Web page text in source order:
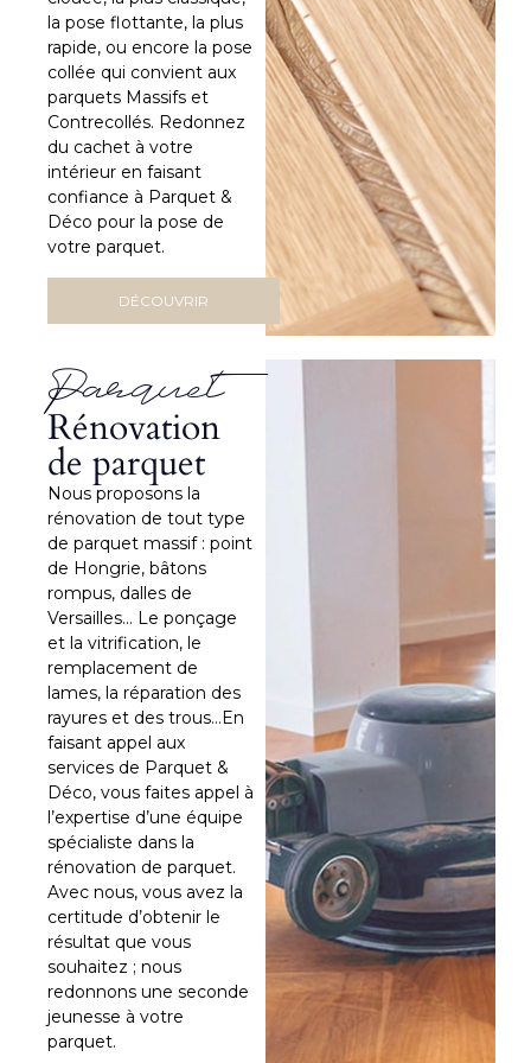
Restauration de parquet
ancien : le charme du
parquet retrouvé
Si votre parquet est ancien et mal conservé ou abimé,
une restauration peut se révéler nécessaire. Cette
démarche est différente de l’entretien régulier. En effet,
une restauration se résume à remettre en état un
Un ponçage est souvent nécessaire, notamment lorsque
votre plancher est trop tâché. Nous pouvons avoir aussi à
reboucher des rayures ou des impacts, ou bien encore
réparer une latte endommagée. Cette démarche est
minutieuse, surtout si votre parquet est ancien.
Il s’avère donc important de solliciter des professionnels
pour cette style de tâche délicate.
L’entretien de vos
planchers en bois pour
une meilleure
conservation, à Paris et
ses environs
L’entretien de votre parquet est primordial pour en
assurer la meilleure des conservations. Que votre parquet
soit vitrifié, huilé, stratifié ou ciré, nous vous proposons nos
prestations afin de vous accompagner au mieux selon
votre besoin.
L’entretien de votre parquet demande beaucoup de soins
et d’attention mais cette tâche peut- se révéler très
contraignante dès lors qu’il s’agit d’une grande superficie.
Pourquoi faire appel à
notre entreprise située à
la pose flottante, la plus
rapide, ou encore la pose
collée qui convient aux
parquets Massifs et
Contrecollés. Redonnez
du cachet à votre
intérieur en faisant
confiance à Parquet &
Déco pour la pose de
votre parquet.
DÉCOUVRIR
Parquet
Rénovation
de parquet
Nous proposons la
rénovation de tout type
de parquet massif : point
de Hongrie, bâtons
rompus, dalles de
Versailles… Le ponçage
et la vitrification, le
remplacement de
lames, la réparation des
rayures et des trous…En
faisant appel aux
services de Parquet &
Déco, vous faites appel à
l’expertise d’une équipe
spécialiste dans la
rénovation de parquet.
Avec nous, vous avez la
certitude d’obtenir le
résultat que vous
souhaitez ; nous
redonnons une seconde
jeunesse à votre
parquet.